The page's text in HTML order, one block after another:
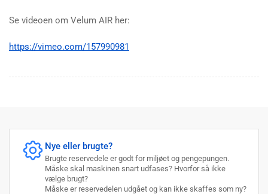
Se videoen om Velum AIR her:
https://vimeo.com/157990981
Nye eller brugte?
Brugte reservedele er godt for miljøet og pengepungen.
Måske skal maskinen snart udfases? Hvorfor så ikke
vælge brugt?
Måske er reservedelen udgået og kan ikke skaffes som ny?